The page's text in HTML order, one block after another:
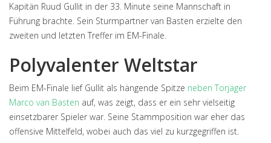
Kapitän Ruud Gullit in der 33. Minute seine Mannschaft in
Führung brachte. Sein Sturmpartner van Basten erzielte den
zweiten und letzten Treffer im EM-Finale.
Polyvalenter Weltstar
Beim EM-Finale lief Gullit als hängende Spitze neben Torjäger
Marco van Basten auf, was zeigt, dass er ein sehr vielseitig
einsetzbarer Spieler war. Seine Stammposition war eher das
offensive Mittelfeld, wobei auch das viel zu kurzgegriffen ist.